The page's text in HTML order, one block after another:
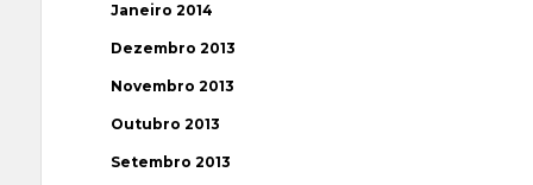
Janeiro 2014
Dezembro 2013
Novembro 2013
Outubro 2013
Setembro 2013